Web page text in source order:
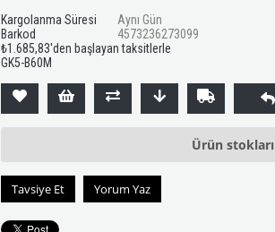
Kargolanma Süresi
Aynı Gün
Barkod
4573236273099
₺1.685,83'den başlayan taksitlerle
GK5-B60M
Ürün
Tavsiye Et Yorum Yaz